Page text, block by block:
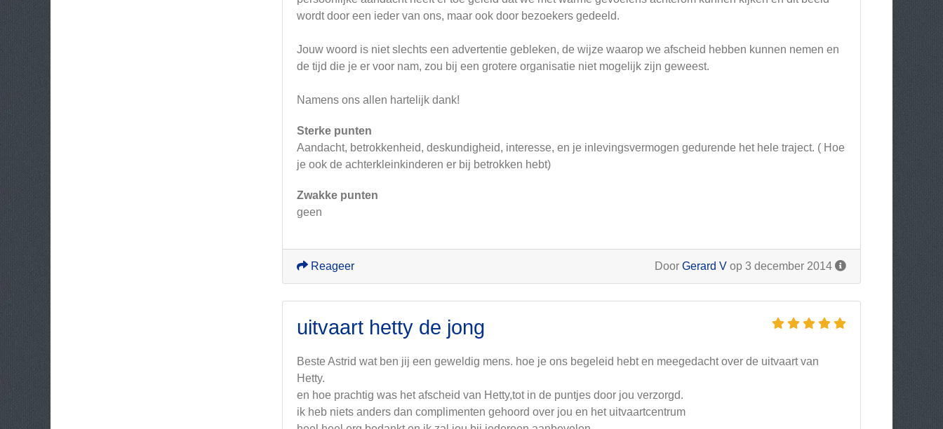
wordt door een ieder van ons, maar ook door bezoekers gedeeld.
Jouw woord is niet slechts een advertentie gebleken, de wijze waarop we afscheid hebben kunnen nemen en
de tijd die je er voor nam, zou bij een grotere organisatie niet mogelijk zijn geweest.
Namens ons allen hartelijk dank!
Sterke punten
Aandacht, betrokkenheid, deskundigheid, interesse, en je inlevingsvermogen gedurende het hele traject. ( Hoe
je ook de achterkleinkinderen er bij betrokken hebt)
Zwakke punten
geen
Door Gerard V op 3 december 2014
Reageer
uitvaart hetty de jong
Beste Astrid wat ben jij een geweldig mens. hoe je ons begeleid hebt en meegedacht over de uitvaart van
Hetty.
en hoe prachtig was het afscheid van Hetty,tot in de puntjes door jou verzorgd.
ik heb niets anders dan complimenten gehoord over jou en het uitvaartcentrum